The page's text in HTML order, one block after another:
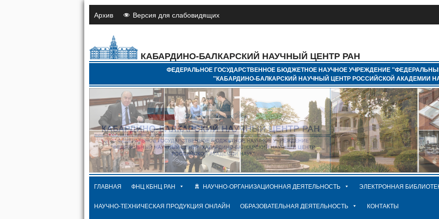
Архив Версия для слабовидящих
КАБАРДИНО-БАЛКАРСКИЙ НАУЧНЫЙ ЦЕНТР РАН
ФЕДЕРАЛЬНОЕ ГОСУДАРСТВЕННОЕ БЮДЖЕТНОЕ НАУЧНОЕ УЧРЕЖДЕНИЕ
"КАБАРДИНО-БАЛКАРСКИЙ НАУЧНЫЙ ЦЕНТР РОССИЙСКОЙ АКАДЕМИИ
ГЛАВНАЯ ФНЦ КБНЦ РАН НАУЧНО-ОРГАНИЗАЦИОННАЯ ДЕЯТЕЛЬНОСТЬ ЭЛЕКТРОННАЯ
НАУЧНО-ТЕХНИЧЕСКАЯ ПРОДУКЦИЯ ОНЛАЙН ОБРАЗОВАТЕЛЬНАЯ ДЕЯТЕЛЬНОСТЬ КОНТАКТЫ